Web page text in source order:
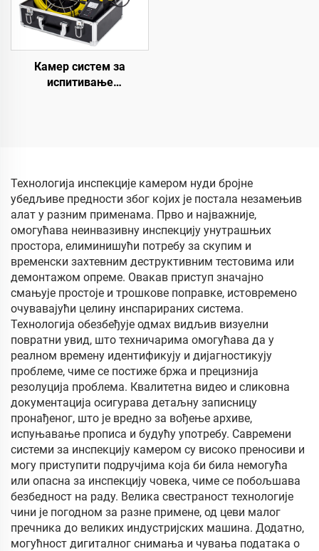
10/20/30/40/50 метара
Камер систем за
испитивање
цевни камер систем са
IP68 водонепропусном
заштитом
Технологија инспекције камером нуди бројне
убедљиве предности због којих је постала незамењив
алат у разним применама. Прво и најважније,
омогућава неинвазивну инспекцију унутрашњих
простора, елиминишући потребу за скупим и
временски захтевним деструктивним тестовима или
демонтажом опреме. Овакав приступ значајно
смањује простоје и трошкове поправке, истовремено
очувавајући целину инспарираних система.
Технологија обезбеђује одмах видљив визуелни
повратни увид, што техничарима омогућава да у
реалном времену идентификују и дијагностикују
проблеме, чиме се постиже бржа и прецизнија
резолуција проблема. Квалитетна видео и сликовна
документација осигурава детаљну записницу
пронађеног, што је вредно за вођење архиве,
испуњавање прописа и будућу употребу. Савремени
системи за инспекцију камером су високо преносиви и
могу приступити подручјима која би била немогућа
или опасна за инспекцију човека, чиме се побољшава
безбедност на раду. Велика свестраност технологије
чини је погодном за разне примене, од цеви малог
пречника до великих индустријских машина. Додатно,
могућност дигиталног снимања и чувања података о